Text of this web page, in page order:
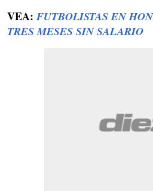
VEA: FUTBOLISTAS EN
TRES MESES SIN SALARIO